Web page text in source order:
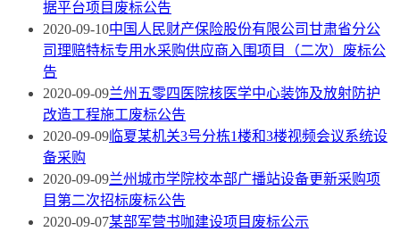
据平台项目废标公告
2020-09-10中国人民财产保险股份有限公司甘肃省分公
司理赔特标专用水采购供应商入围项目（二次）废标公
告
2020-09-09兰州五零四医院核医学中心装饰及放射防护
改造工程施工废标公告
2020-09-09临夏某机关3号分栋1楼和3楼视频会议系统设
备采购
2020-09-09兰州城市学院校本部广播站设备更新采购项
目第二次招标废标公告
2020-09-07某部军营书咖建设项目废标公示